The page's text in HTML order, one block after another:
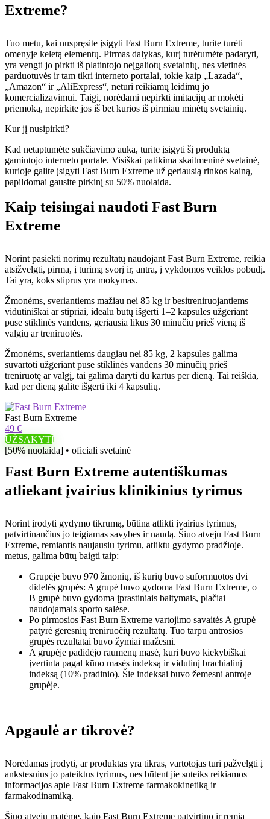
Extreme?
Tuo metu, kai nuspręsite įsigyti Fast Burn Extreme, turite turėti
omenyje keletą elementų. Pirmas dalykas, kurį turėtumėte padaryti,
yra vengti jo pirkti iš platintojo neįgaliotų svetainių, nes vietinės
parduotuvės ir tam tikri interneto portalai, tokie kaip „Lazada“,
„Amazon“ ir „AliExpress“, neturi reikiamų leidimų jo
komercializavimui. Taigi, norėdami nepirkti imitacijų ar mokėti
priemoką, nepirkite jos iš bet kurios iš pirmiau minėtų svetainių.
Kur jį nusipirkti?
Kad netaptumėte sukčiavimo auka, turite įsigyti šį produktą
gamintojo interneto portale. Visiškai patikima skaitmeninė svetainė,
kurioje galite įsigyti Fast Burn Extreme už geriausią rinkos kainą,
papildomai gausite pirkinį su 50% nuolaida.
Kaip teisingai naudoti Fast Burn
Extreme
Norint pasiekti norimų rezultatų naudojant Fast Burn Extreme, reikia
atsižvelgti, pirma, į turimą svorį ir, antra, į vykdomos veiklos pobūdį.
Tai yra, koks stiprus yra mokymas.
Žmonėms, sveriantiems mažiau nei 85 kg ir besitreniruojantiems
vidutiniškai ar stipriai, idealu būtų išgerti 1–2 kapsules užgeriant
puse stiklinės vandens, geriausia likus 30 minučių prieš vieną iš
valgių ar treniruotės.
Žmonėms, sveriantiems daugiau nei 85 kg, 2 kapsules galima
suvartoti užgeriant puse stiklinės vandens 30 minučių prieš
treniruotę ar valgį, tai galima daryti du kartus per dieną. Tai reiškia,
kad per dieną galite išgerti iki 4 kapsulių.
Fast Burn Extreme
49 €
UŽSAKYTI
[50% nuolaida] • oficiali svetainė
Fast Burn Extreme autentiškumas
atliekant įvairius klinikinius tyrimus
Norint įrodyti gydymo tikrumą, būtina atlikti įvairius tyrimus,
patvirtinančius jo teigiamas savybes ir naudą. Šiuo atveju Fast Burn
Extreme, remiantis naujausiu tyrimu, atliktu gydymo pradžioje.
metus, galima būtų baigti taip:
Grupėje buvo 970 žmonių, iš kurių buvo suformuotos dvi
didelės grupės: A grupė buvo gydoma Fast Burn Extreme, o
B grupė buvo gydoma įprastiniais baltymais, plačiai
naudojamais sporto salėse.
Po pirmosios Fast Burn Extreme vartojimo savaitės A grupė
patyrė geresnių treniruočių rezultatų. Tuo tarpu antrosios
grupės rezultatai buvo žymiai mažesni.
A grupėje padidėjo raumenų masė, kuri buvo kiekybiškai
įvertinta pagal kūno masės indeksą ir vidutinį brachialinį
indeksą (10% pradinio). Šie indeksai buvo žemesni antroje
grupėje.
Apgaulė ar tikrovė?
Norėdamas įrodyti, ar produktas yra tikras, vartotojas turi pažvelgti į
ankstesnius jo pateiktus tyrimus, nes būtent jie suteiks reikiamos
informacijos apie Fast Burn Extreme farmakokinetiką ir
farmakodinamiką.
Šiuo atveju matėme, kaip Fast Burn Extreme patvirtino ir remia